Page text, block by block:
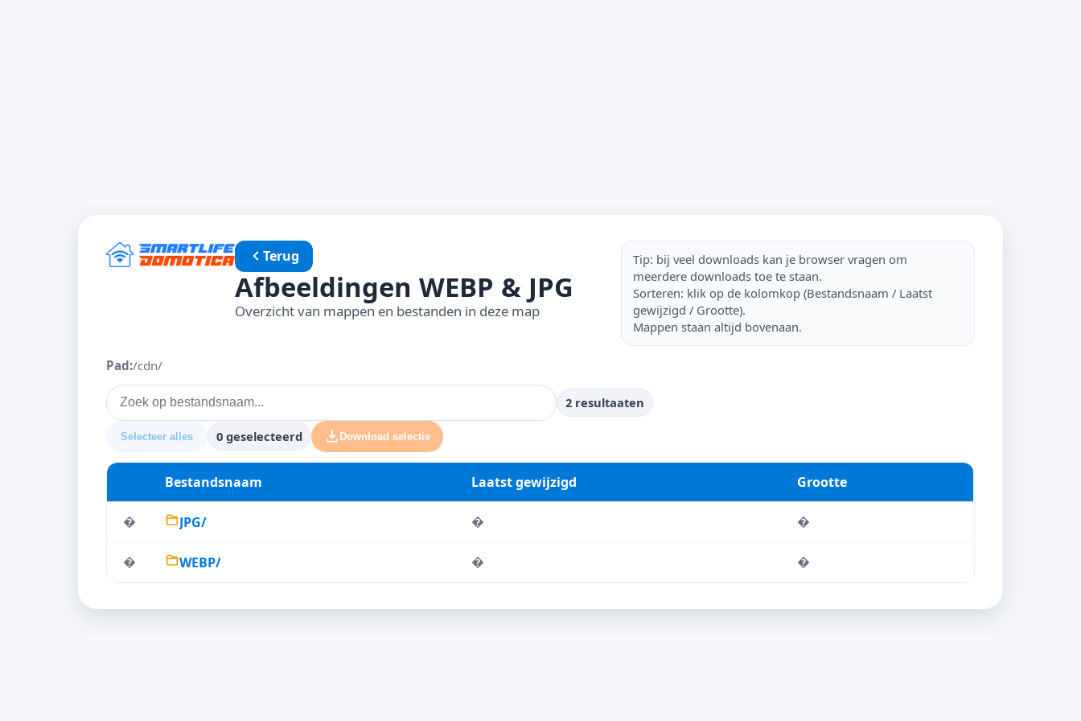
Terug
Afbeeldingen WEBP & JPG
Overzicht van mappen en bestanden in deze map
Tip: bij veel downloads kan je browser vragen om
meerdere downloads toe te staan.
Sorteren: klik op de kolomkop (Bestandsnaam / Laatst
gewijzigd / Grootte).
Mappen staan altijd bovenaan.
Pad:/cdn/
2 resultaaten
Selecteer alles 0 geselecteerd Download selectie
Bestandsnaam Laatst gewijzigd Grootte
� JPG/ � �
� WEBP/ � �